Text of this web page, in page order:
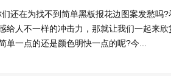
还在为找不到简单黑板报花边图案发愁吗
给人不一样的冲击力，那就让我们一起来
一点的还是颜色明快一点的呢?今...